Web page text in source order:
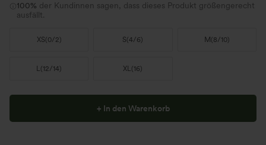
100% der Kundinnen sagen, dass dieses Produkt größengerecht
ausfällt.
XS(0/2) S(4/6) M (8/10)
L(12/14) XL(16)
+ In den Warenkorb